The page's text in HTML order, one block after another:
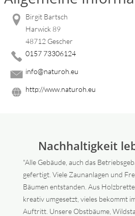
Birgit Bartsch
Harwick 89
48712 Gescher
0157 73306124
info@naturoh.eu
http://www.naturoh.eu
Nachhaltigkeit
"Alle Gebäude, auch das
gefertigt. Viele Zaunanlagen und
Bäumen entstanden. Aus
kreativ umgesetzt, vieles bekommt
Auftritt. Unsere Obstbäume,